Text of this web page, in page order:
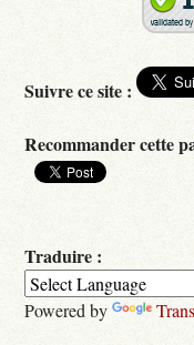
Suivre ce site :
Recommander cette
Traduire :
Powered by